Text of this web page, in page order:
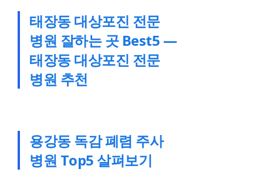
태장동 대상포진 전문
병원 잘하는 곳 Best5 —
태장동 대상포진 전문
병원 추천
용강동 독감 폐렴 주사
병원 Top5 살펴보기